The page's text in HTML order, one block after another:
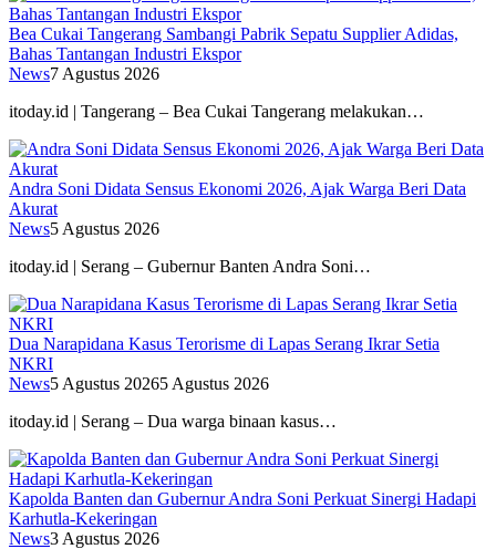
Bea Cukai Tangerang Sambangi Pabrik Sepatu Supplier Adidas,
Bahas Tantangan Industri Ekspor
News7 Agustus 2026
itoday.id | Tangerang – Bea Cukai Tangerang melakukan…
Andra Soni Didata Sensus Ekonomi 2026, Ajak Warga Beri Data
Akurat
News5 Agustus 2026
itoday.id | Serang – Gubernur Banten Andra Soni…
Dua Narapidana Kasus Terorisme di Lapas Serang Ikrar Setia
NKRI
News5 Agustus 20265 Agustus 2026
itoday.id | Serang – Dua warga binaan kasus…
Kapolda Banten dan Gubernur Andra Soni Perkuat Sinergi Hadapi
Karhutla-Kekeringan
News3 Agustus 2026